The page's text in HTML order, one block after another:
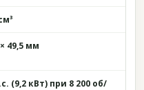
49,5 мм
(9,2 кВт) при 8 200 об/